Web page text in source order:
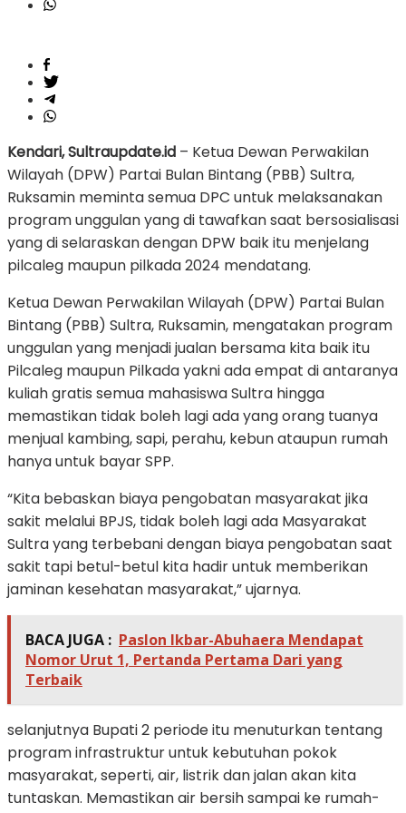
Kendari, Sultraupdate.id – Ketua Dewan Perwakilan
Wilayah (DPW) Partai Bulan Bintang (PBB) Sultra,
Ruksamin meminta semua DPC untuk melaksanakan
program unggulan yang di tawafkan saat bersosialisasi
yang di selaraskan dengan DPW baik itu menjelang
pilcaleg maupun pilkada 2024 mendatang.
Ketua Dewan Perwakilan Wilayah (DPW) Partai Bulan
Bintang (PBB) Sultra, Ruksamin, mengatakan program
unggulan yang menjadi jualan bersama kita baik itu
Pilcaleg maupun Pilkada yakni ada empat di antaranya
kuliah gratis semua mahasiswa Sultra hingga
memastikan tidak boleh lagi ada yang orang tuanya
menjual kambing, sapi, perahu, kebun ataupun rumah
hanya untuk bayar SPP.
“Kita bebaskan biaya pengobatan masyarakat jika
sakit melalui BPJS, tidak boleh lagi ada Masyarakat
Sultra yang terbebani dengan biaya pengobatan saat
sakit tapi betul-betul kita hadir untuk memberikan
jaminan kesehatan masyarakat,” ujarnya.
BACA JUGA : Paslon Ikbar-Abuhaera Mendapat
Nomor Urut 1, Pertanda Pertama Dari yang
Terbaik
selanjutnya Bupati 2 periode itu menuturkan tentang
program infrastruktur untuk kebutuhan pokok
masyarakat, seperti, air, listrik dan jalan akan kita
tuntaskan. Memastikan air bersih sampai ke rumah-